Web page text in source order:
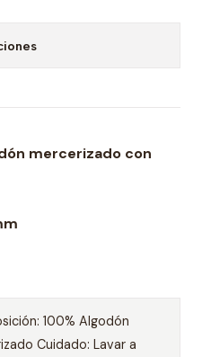
mercerizado con
100% Algodón
Cuidado: Lavar a